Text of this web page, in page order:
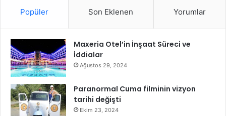
d
e
s
e
k
Popüler Son Eklenen Yorumlar
Maxeria Otel’in İnşaat Süreci ve
İddialar
Ağustos 29, 2024
Paranormal Cuma filminin vizyon
tarihi değişti
Ekim 23, 2024